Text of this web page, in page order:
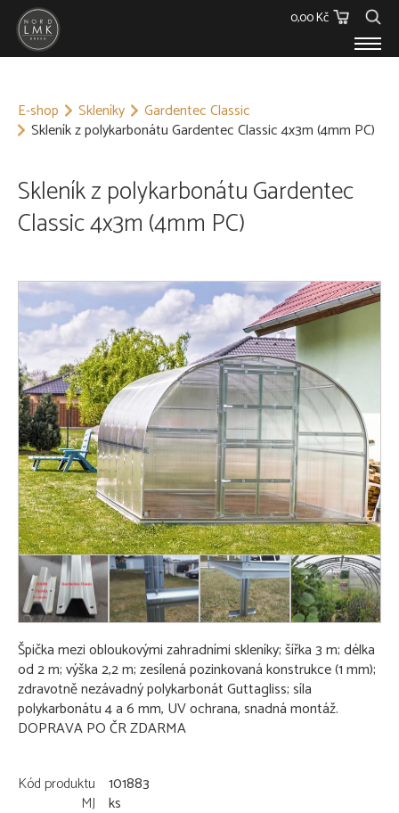
0,00 Kč
Barvy, Laky a Lepidla
Polykarbonáty
Podstřešní fólie
KONTAKT
E-shop Skleníky
Gardentec Classic
Skleník z polykarbonátu Gardentec Classic 4x3m (4mm PC)
Skleník z polykarbonátu Gardentec
Classic 4x3m (4mm PC)
Špička mezi obloukovými zahradními skleníky; šířka 3 m; délka
od 2 m; výška 2,2 m; zesílená pozinkovaná konstrukce (1 mm);
zdravotně nezávadný polykarbonát Guttagliss; síla
polykarbonátu 4 a 6 mm, UV ochrana, snadná montáž.
DOPRAVA PO ČR ZDARMA
Kód produktu 101883
MJ ks